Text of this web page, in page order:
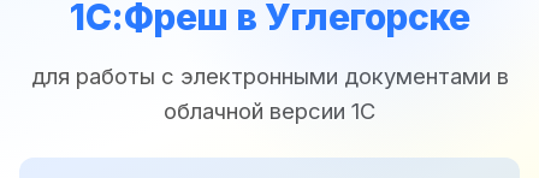
1С:Фреш в Углегорске
для работы с электронными документами в
облачной версии 1С